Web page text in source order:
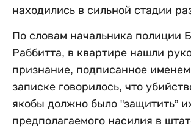
находились в сильной стадии
По словам начальника полиции
Раббитта, в квартире нашли
признание, подписанное
записке говорилось, что
якобы должно было "защитить”
предполагаемого насилия в